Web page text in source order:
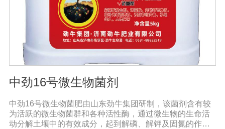
中劲16号微生物菌剂
中劲16号微生物菌肥由山东劲牛集团研制，该菌剂含有较
为活跃的微生物菌群和各种活性酶，通过微生物的生命活
动分解土壤中的有效成分，起到解磷、解钾及固氮的作